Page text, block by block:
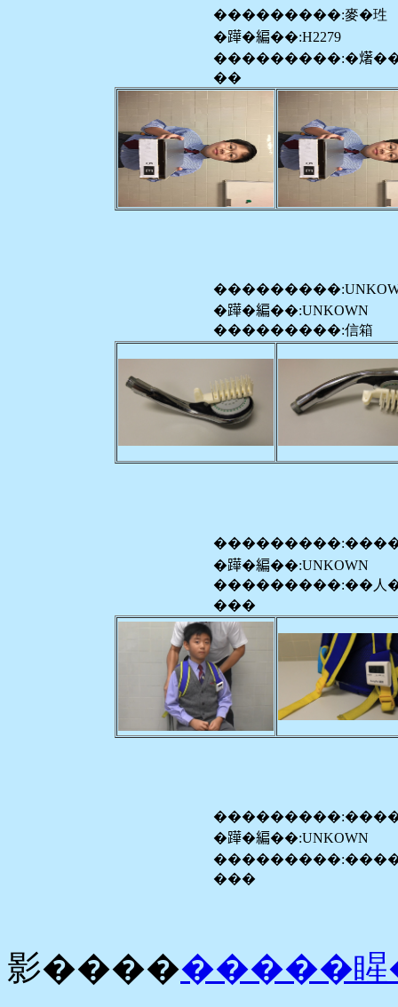
���������:麥�珄
�𨅯�編��:H2279
��
�𨅯�編��:UNKOWN
���������:信箱
�𨅯�編��:UNKOWN
���������:��人�
���
�𨅯�編��:UNKOWN
���
影���������